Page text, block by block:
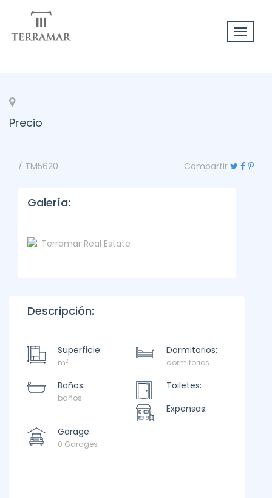
Toggle
Precio
/ TM5620 Compartir
Galería:
Descripción:
Superficie:
m2
Dormitorios:
dormitorios
Baños:
baños
Toiletes:
Expensas:
Garage:
0 Garages